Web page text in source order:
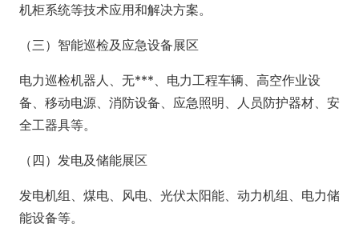
机柜系统等技术应用和解决方案。
（三）智能巡检及应急设备展区
电力巡检机器人、无***、电力工程车辆、高空作业设
备、移动电源、消防设备、应急照明、人员防护器材、安
全工器具等。
（四）发电及储能展区
发电机组、煤电、风电、光伏太阳能、动力机组、电力储
能设备等。